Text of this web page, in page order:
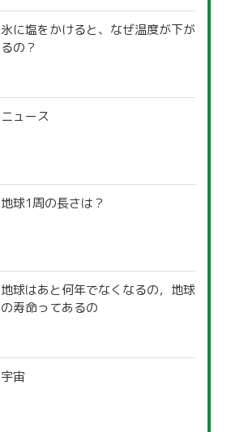
氷に塩をかけると、なぜ温度が下が
るの？
ニュース
地球1周の長さは？
地球はあと何年でなくなるの，地球
の寿命ってあるの
宇宙